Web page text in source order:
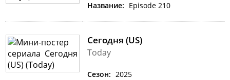
Название: Episode 210
Сегодня (US)
Today
Сезон: 2025